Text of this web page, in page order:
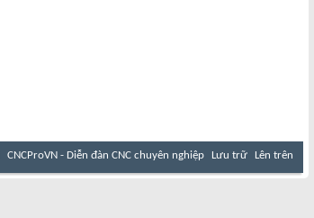
CNCProVN - Diễn đàn CNC chuyên nghiệp Lưu trữ Lên trên